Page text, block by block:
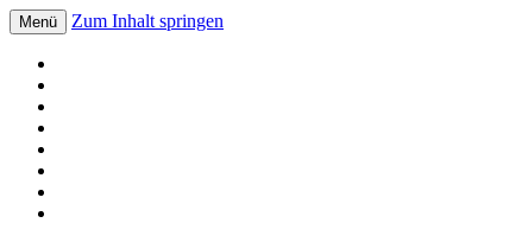
Volksschule Bad Blumau
Menü Zum Inhalt springen